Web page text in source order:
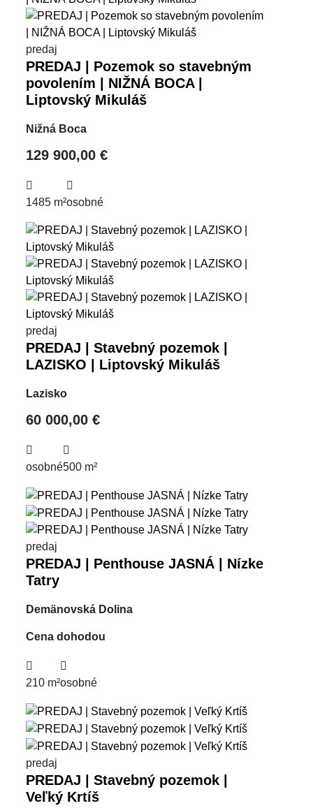
predaj
PREDAJ | Pozemok so stavebným
povolením | NIŽNÁ BOCA |
Liptovský Mikuláš
Nižná Boca
129 900,00 €
1485 m²osobné
predaj
PREDAJ | Stavebný pozemok |
LAZISKO | Liptovský Mikuláš
Lazisko
60 000,00 €
osobné500 m²
predaj
PREDAJ | Penthouse JASNÁ | Nízke
Tatry
Demänovská Dolina
Cena dohodou
210 m²osobné
predaj
PREDAJ | Stavebný pozemok |
Veľký Krtíš